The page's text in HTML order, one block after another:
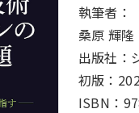
執筆者
桑原 輝
出版社：
初版：
ISBN：